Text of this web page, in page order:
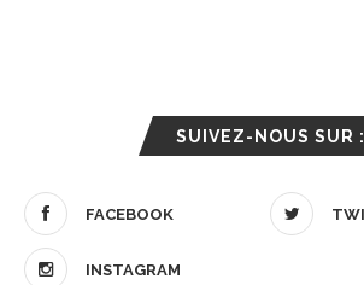
SUIVEZ-NOUS SUR :
FACEBOOK
INSTAGRAM